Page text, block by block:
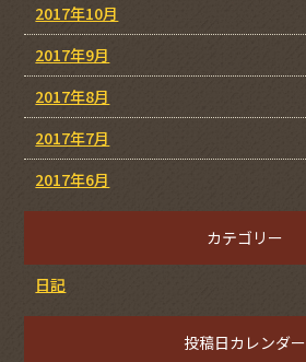
2017年10月
2017年9月
2017年8月
2017年7月
2017年6月
カテゴリー
日記
投稿日カレンダー